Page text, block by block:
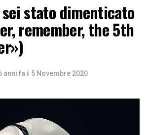
sei stato dimenticato
remember, the 5th
anni fa il 5 Novembre 2020